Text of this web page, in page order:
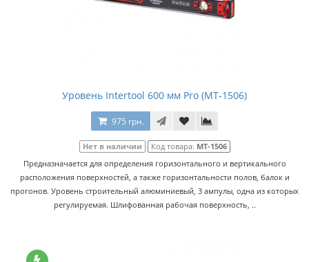
Уровень Intertool 600 мм Pro (MT-1506)
975 грн.
Нет в наличии Код товара: MT-1506
Предназначается для определения горизонтального и вертикального
расположения поверхностей, а также горизонтальности полов, балок и
прогонов. Уровень строительный алюминиевый, 3 ампулы, одна из которых
регулируемая. Шлифованная рабочая поверхность, ..